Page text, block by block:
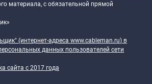
материала, с обязательной прямой
(интернет-адреса www.cableman.ru) в
данных пользователей сети
сайта c 2017 года